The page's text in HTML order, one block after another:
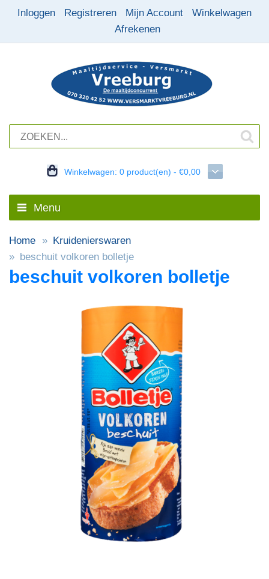
Inloggen Registreren Mijn Account
Winkelwagen
Afrekenen
Winkelwagen: 0 product(en) - €0,00
Menu
Home
Kruidenierswaren
beschuit volkoren bolletje
beschuit volkoren bolletje